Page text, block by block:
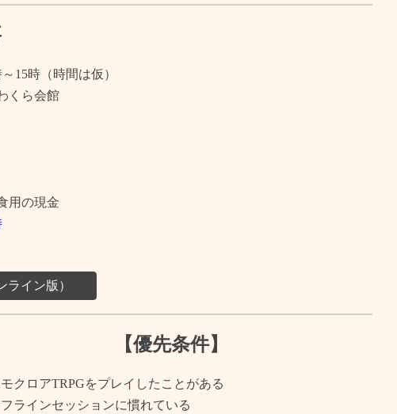
15時（時間は仮）
くら会館
用の現金
ライン版）
【優先条件】
モクロアTRPGをプレイしたことがある
フラインセッションに慣れている